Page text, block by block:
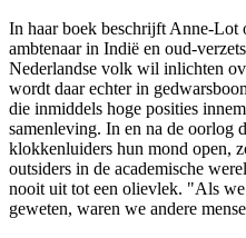
In haar boek beschrijft Anne-Lot
ambtenaar in Indië en oud-
Nederlandse volk wil inlichten
wordt daar echter in
die inmiddels hoge posities
samenleving. In en na de oorlog
klokkenluiders hun mond open,
outsiders in de academische
nooit uit tot een olievlek. "Als we
geweten, waren we andere